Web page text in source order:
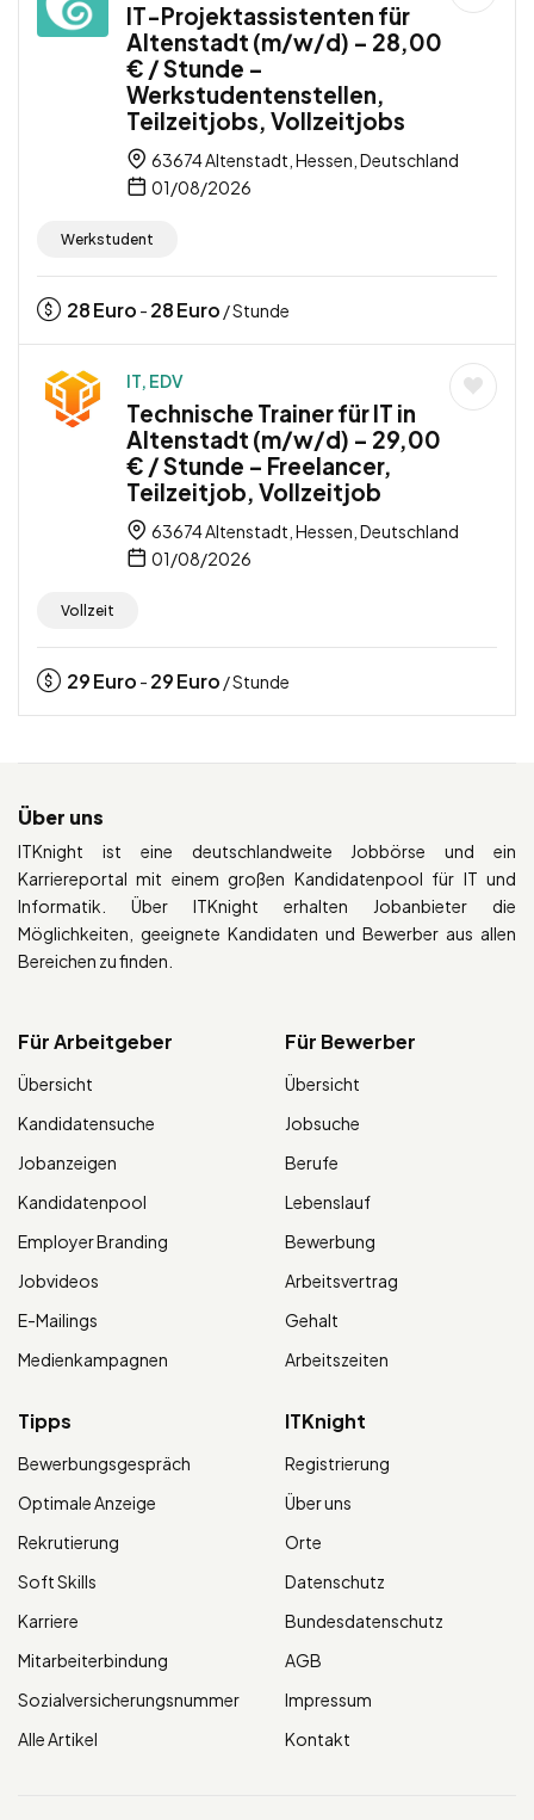
IT-Projektassistenten für
Altenstadt (m/w/d) – 28,00
€ / Stunde –
Werkstudentenstellen,
Teilzeitjobs, Vollzeitjobs
63674 Altenstadt, Hessen, Deutschland
01/08/2026
Werkstudent
28Euro - 28Euro / Stunde
IT, EDV
Technische Trainer für IT in
Altenstadt (m/w/d) – 29,00
€ / Stunde – Freelancer,
Teilzeitjob, Vollzeitjob
63674 Altenstadt, Hessen, Deutschland
01/08/2026
Vollzeit
29Euro - 29Euro / Stunde
Über uns
ITKnight ist eine deutschlandweite Jobbörse und ein
Karriereportal mit einem großen Kandidatenpool für IT und
Informatik. Über ITKnight erhalten Jobanbieter die
Möglichkeiten, geeignete Kandidaten und Bewerber aus allen
Bereichen zu finden.
Für Arbeitgeber
Übersicht
Kandidatensuche
Jobanzeigen
Kandidatenpool
Employer Branding
Jobvideos
E-Mailings
Medienkampagnen
Für Bewerber
Übersicht
Jobsuche
Berufe
Lebenslauf
Bewerbung
Arbeitsvertrag
Gehalt
Arbeitszeiten
Tipps
Bewerbungsgespräch
Optimale Anzeige
Rekrutierung
Soft Skills
Karriere
Mitarbeiterbindung
Sozialversicherungsnummer
Alle Artikel
ITKnight
Registrierung
Über uns
Orte
Datenschutz
Bundesdatenschutz
AGB
Impressum
Kontakt